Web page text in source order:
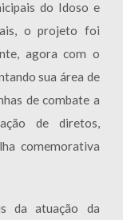
do Idoso e
o projeto foi
agora com o
sua área de
de combate a
de diretos,
comemorativa
da atuação da